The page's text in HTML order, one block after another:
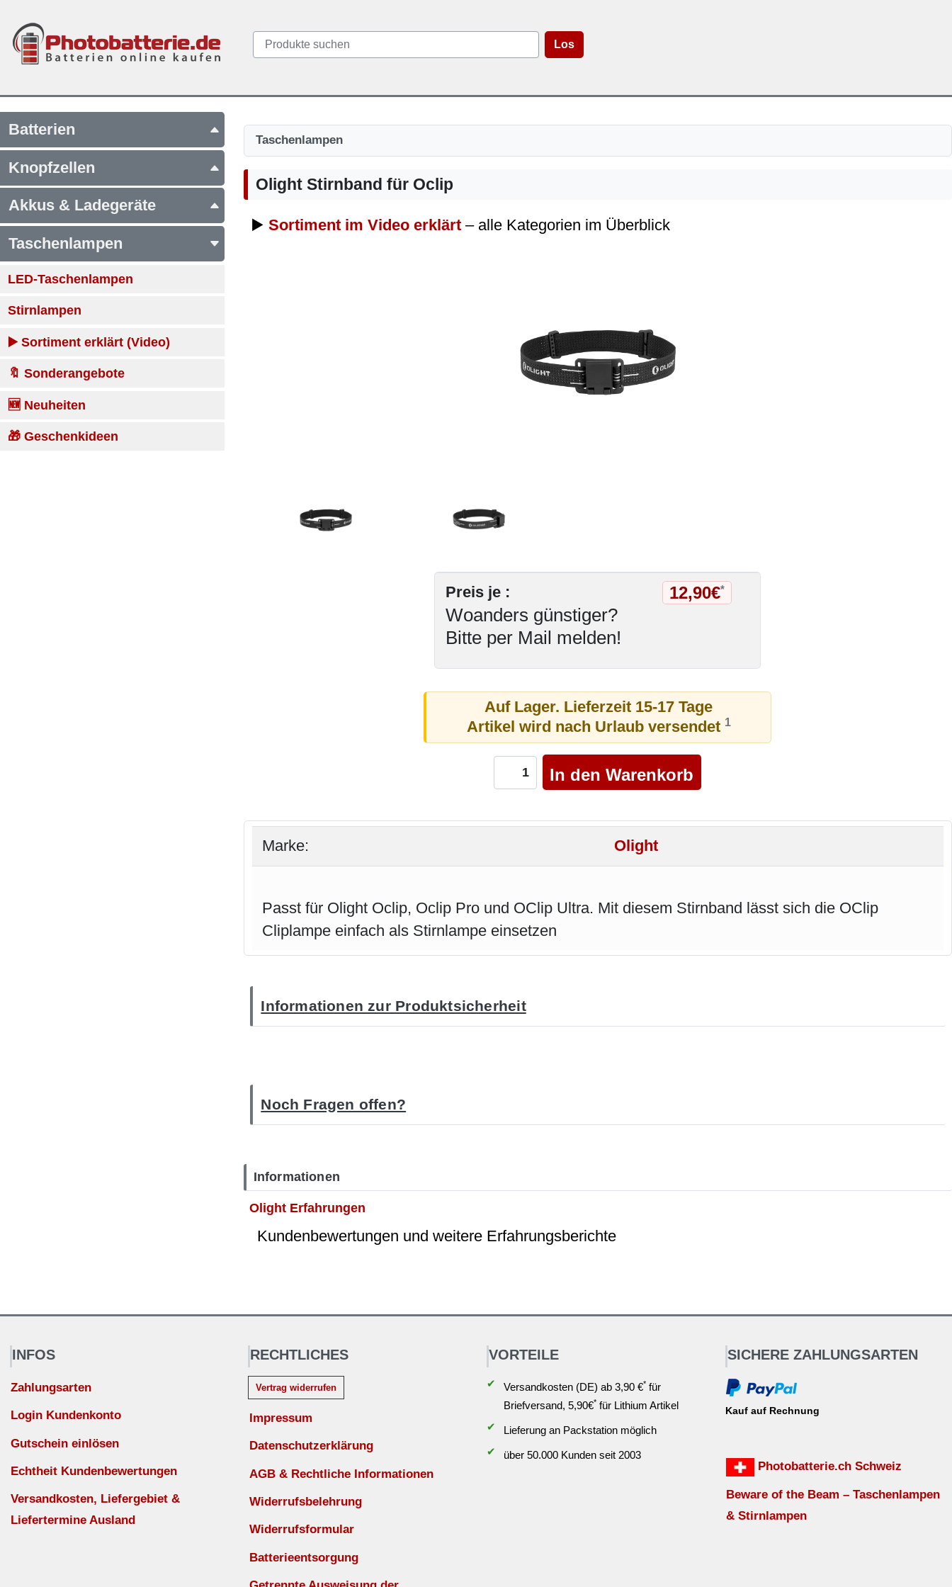
Los
Batterien
Knopfzellen
Akkus & Ladegeräte
Taschenlampen
LED-Taschenlampen
Stirnlampen
▶️ Sortiment erklärt (Video)
🔖 Sonderangebote
🆕 Neuheiten
🎁 Geschenkideen
Taschenlampen
Olight Stirnband für Oclip
▶️ Sortiment im Video erklärt– alle Kategorien im Überblick
Preis je :
Woanders günstiger?
Bitte per Mail melden!
12,90€*
Auf Lager. Lieferzeit 15-17 Tage
Artikel wird nach Urlaub versendet 1
Marke: Olight
Passt für Olight Oclip, Oclip Pro und OClip Ultra. Mit diesem Stirnband lässt sich die OClip
Cliplampe einfach als Stirnlampe einsetzen
Informationen zur Produktsicherheit
Noch Fragen offen?
Informationen
Olight Erfahrungen
Kundenbewertungen und weitere Erfahrungsberichte
INFOS
Zahlungsarten
Login Kundenkonto
Gutschein einlösen
Echtheit Kundenbewertungen
Versandkosten, Liefergebiet &
Liefertermine Ausland
RECHTLICHES
Vertrag widerrufen
Impressum
Datenschutzerklärung
AGB & Rechtliche Informationen
Widerrufsbelehrung
Widerrufsformular
Batterieentsorgung
VORTEILE
✔ Versandkosten (DE) ab 3,90 €* für
Briefversand, 5,90€* für Lithium Artikel
✔
Lieferung an Packstation möglich
✔
über 50.000 Kunden seit 2003
SICHERE ZAHLUNGSARTEN
Kauf auf Rechnung
Photobatterie.ch Schweiz
Beware of the Beam – Taschenlampen
& Stirnlampen